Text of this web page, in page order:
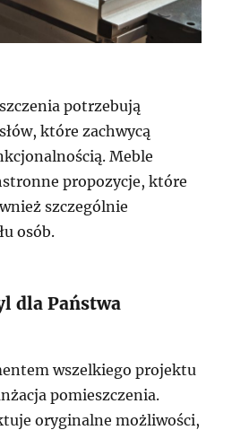
potrzebują
które zachwycą
Meble
propozycje, które
szczególnie
osób.
dla Państwa
wszelkiego projektu
pomieszczenia.
oryginalne możliwości,